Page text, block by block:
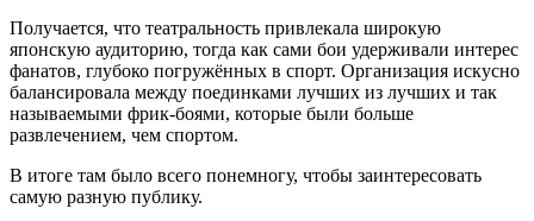
Получается, что театральность привлекала широкую
японскую аудиторию, тогда как сами бои удерживали интерес
фанатов, глубоко погружённых в спорт. Организация искусно
балансировала между поединками лучших из лучших и так
называемыми фрик-боями, которые были больше
развлечением, чем спортом.
В итоге там было всего понемногу, чтобы заинтересовать
самую разную публику.